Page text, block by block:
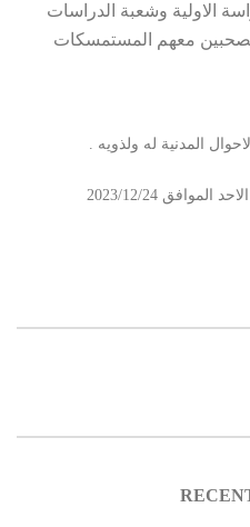
الاولية وشعبة الدراسات
معهم المستمسكات
المدنية له ولذويه .
وسيكون اخر موعد لاستلامها يوم الاحد الموافق 2023/12/24